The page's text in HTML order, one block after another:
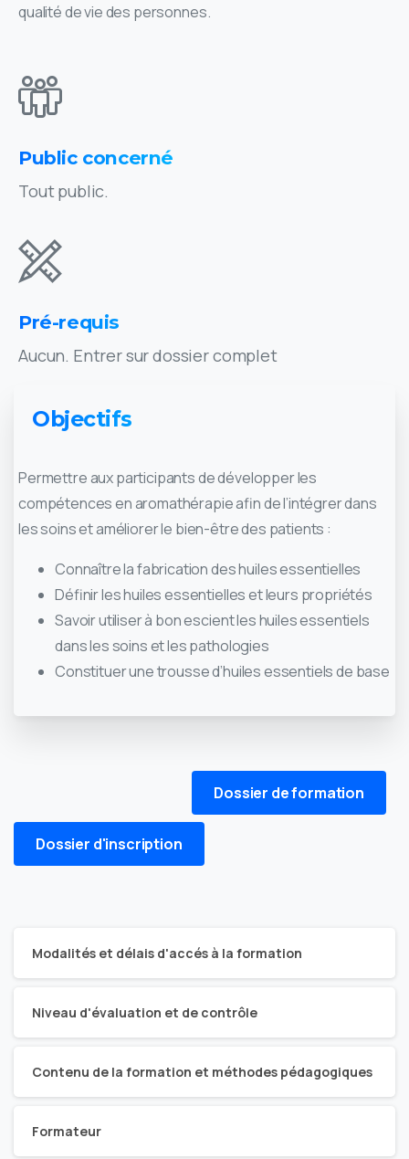
qualité de vie des personnes.
Public concerné
Tout public.
Pré-requis
Aucun. Entrer sur dossier complet
Objectifs
Permettre aux participants de développer les
compétences en aromathérapie afin de l’intégrer dans
les soins et améliorer le bien-être des patients :
Connaître la fabrication des huiles essentielles
Définir les huiles essentielles et leurs propriétés
Savoir utiliser à bon escient les huiles essentiels
dans les soins et les pathologies
Constituer une trousse d’huiles essentiels de base
Dossier de formation
Dossier d'inscription
Modalités et délais d'accés à la formation
Niveau d'évaluation et de contrôle
Contenu de la formation et méthodes pédagogiques
Formateur